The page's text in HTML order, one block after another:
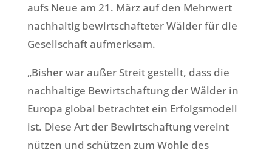
aufs Neue am 21. März auf den Mehrwert
nachhaltig bewirtschafteter Wälder für die
Gesellschaft aufmerksam.
„Bisher war außer Streit gestellt, dass die
nachhaltige Bewirtschaftung der Wälder in
Europa global betrachtet ein Erfolgsmodell
ist. Diese Art der Bewirtschaftung vereint
nützen und schützen zum Wohle des